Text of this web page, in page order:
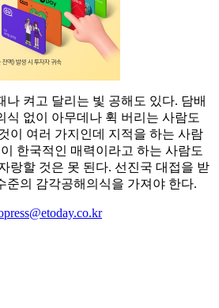
나 켜고 달리는 빛 공해도 있다. 담배
식 없이 아무데나 휙 버리는 사람도
이 여러 가지인데 지적을 하는 사람
한국적인 매력이라고 하는 사람도
랑할 것은 못 된다. 선진국 대접을 받
준의 감각공해의식을 가져야 한다.